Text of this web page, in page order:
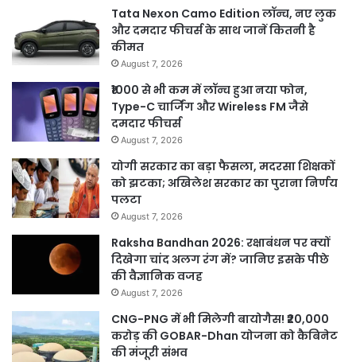
Tata Nexon Camo Edition लॉन्च, नए लुक
और दमदार फीचर्स के साथ जानें कितनी है
कीमत
August 7, 2026
₹1000 से भी कम में लॉन्च हुआ नया फोन,
Type-C चार्जिंग और Wireless FM जैसे
दमदार फीचर्स
August 7, 2026
योगी सरकार का बड़ा फैसला, मदरसा शिक्षकों
को झटका; अखिलेश सरकार का पुराना निर्णय
पलटा
August 7, 2026
Raksha Bandhan 2026: रक्षाबंधन पर क्यों
दिखेगा चांद अलग रंग में? जानिए इसके पीछे
की वैज्ञानिक वजह
August 7, 2026
CNG-PNG में भी मिलेगी बायोगैस! ₹20,000
करोड़ की GOBAR-Dhan योजना को कैबिनेट
की मंजूरी संभव